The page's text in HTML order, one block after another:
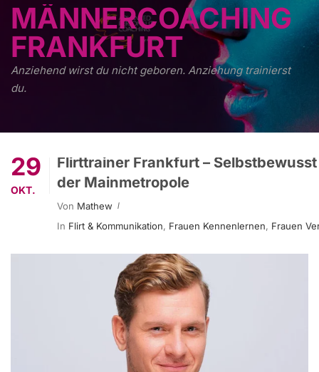
MÄNNERCOACHING
FRANKFURT
Anziehend wirst du nicht geboren. Anziehung trainierst
du.
29
OKT.
Flirttrainer Frankfurt –
der Mainmetropole
Von Mathew
In Flirt & Kommunikation, Frauen Kennenlernen, Frauen